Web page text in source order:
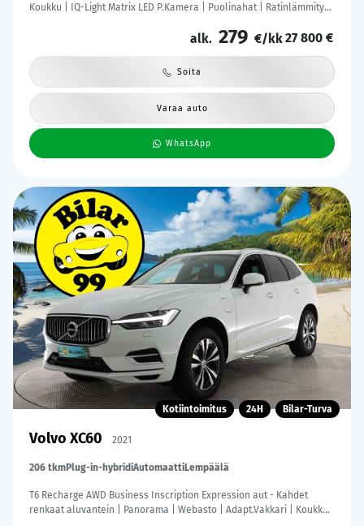
Koukku | IQ-Light Matrix LED P.Kamera | Puolinahat | Ratinlämmitys
alk. 279 €/kk27 800 €
Soita
Varaa auto
WhatsApp
Kotiintoimitus 24H Bilar-Turva
Volvo XC60 2021
206 tkmPlug-in-hybridiAutomaattiLempäälä
T6 Recharge AWD Business Inscription Expression aut - Kahdet
renkaat aluvantein | Panorama | Webasto | Adapt.Vakkari | Koukku |